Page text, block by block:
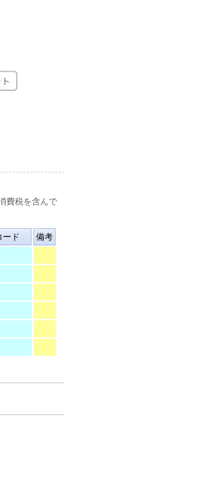
費税を含んで
ード 備考